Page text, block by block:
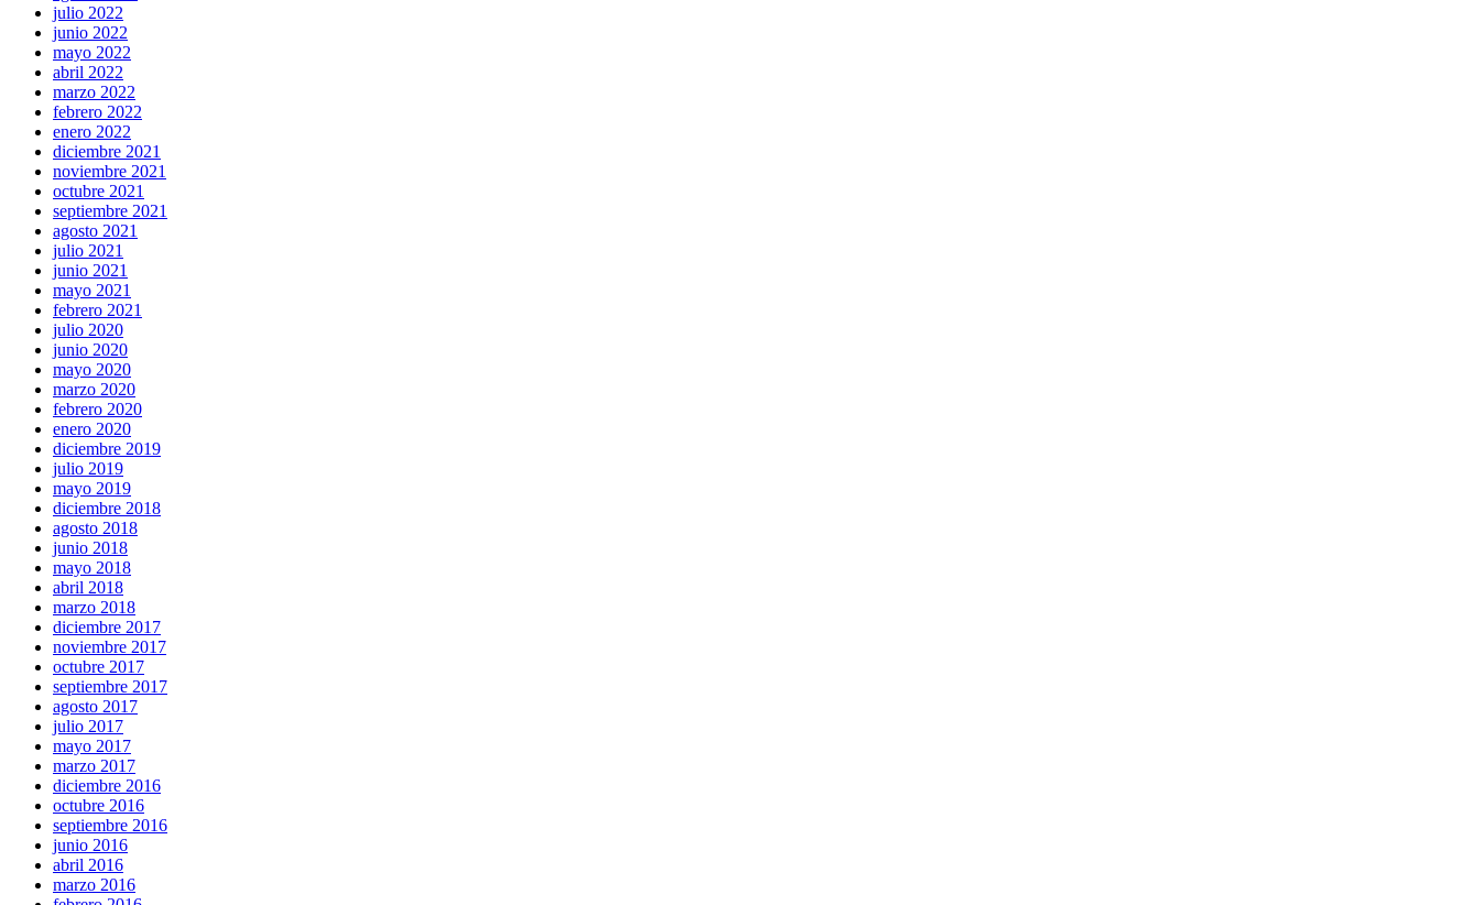
julio 2022
junio 2022
mayo 2022
abril 2022
marzo 2022
febrero 2022
enero 2022
diciembre 2021
noviembre 2021
octubre 2021
septiembre 2021
agosto 2021
julio 2021
junio 2021
mayo 2021
febrero 2021
julio 2020
junio 2020
mayo 2020
marzo 2020
febrero 2020
enero 2020
diciembre 2019
julio 2019
mayo 2019
diciembre 2018
agosto 2018
junio 2018
mayo 2018
abril 2018
marzo 2018
diciembre 2017
noviembre 2017
octubre 2017
septiembre 2017
agosto 2017
julio 2017
mayo 2017
marzo 2017
diciembre 2016
octubre 2016
septiembre 2016
junio 2016
abril 2016
marzo 2016